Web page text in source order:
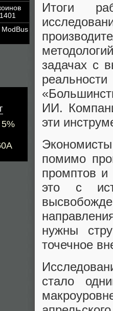
ModBus
Итоги
задачах с
ИИ.
эти
помимо
промптов и
это с
нужны
точечное
стало